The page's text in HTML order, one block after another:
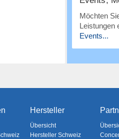
Möchten
Leistungen
Events...
Hersteller
Übersicht
Hersteller Schweiz